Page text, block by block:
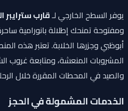
يوفر السطح الخارجي لـقارب سترايبر
أبوظبي وجزرها الخلابة. تعتبر هذه
المشروبات المنعشة، ومتابعة غروب
والصيد في المحطات المقررة خلال
الخدمات المشمولة في الحجز